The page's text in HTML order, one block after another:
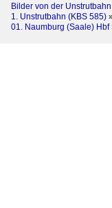
Bilder von der
1. Unstrutbahn (KBS 585)
01. Naumburg (Saale) Hbf